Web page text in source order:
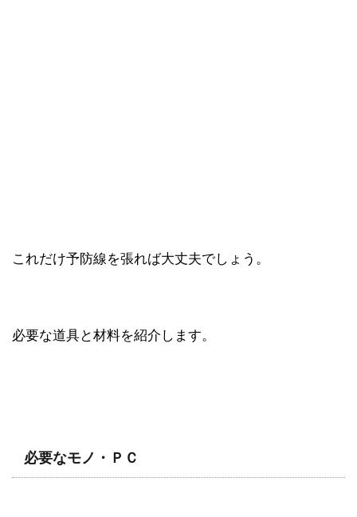
これだけ予防線を張れば大丈夫でしょう。
必要な道具と材料を紹介します。
必要なモノ・ＰＣ